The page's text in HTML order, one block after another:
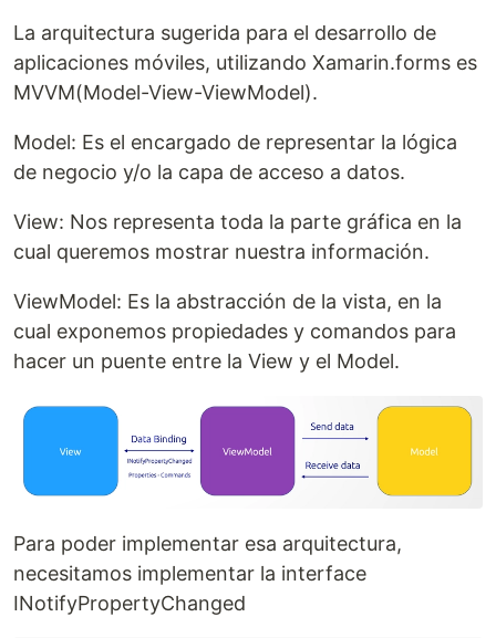
La arquitectura sugerida para el desarrollo de
aplicaciones móviles, utilizando Xamarin.forms es
MVVM(Model-View-ViewModel).
Model: Es el encargado de representar la lógica
de negocio y/o la capa de acceso a datos.
View: Nos representa toda la parte gráfica en la
cual queremos mostrar nuestra información.
ViewModel: Es la abstracción de la vista, en la
cual exponemos propiedades y comandos para
hacer un puente entre la View y el Model.
Para poder implementar esa arquitectura,
necesitamos implementar la interface
INotifyPropertyChanged